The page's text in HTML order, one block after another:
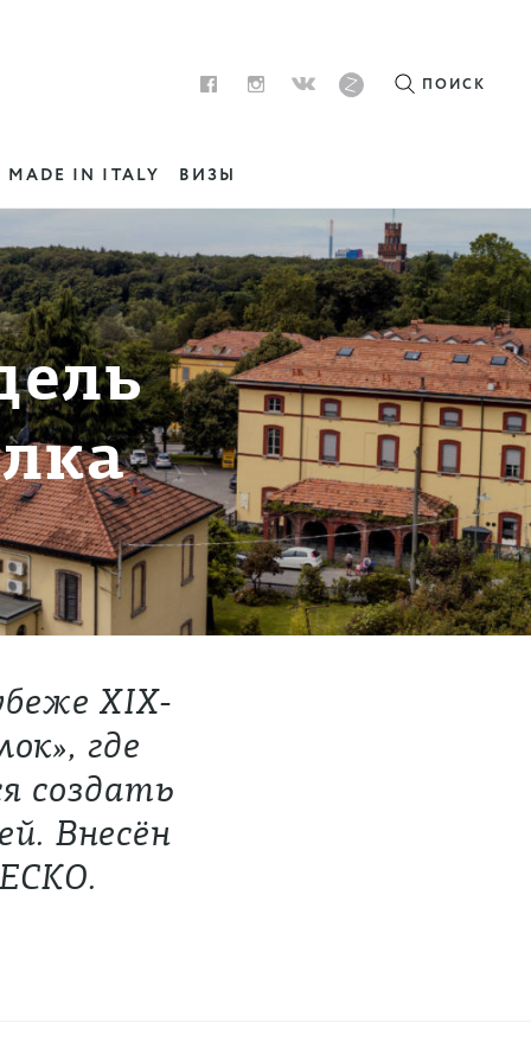
ПОИСК
MADE IN ITALY ВИЗЫ
XIX-
где
создать
Внесён